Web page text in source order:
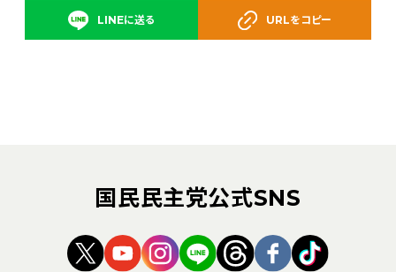
LINEに送る URLをコピー
国民民主党公式SNS
（新しいタブで開く）
（新しいタブで開く）
（新しいタブで開く）
（新しいタブで開く）
（新しいタブで開
（新しいタブ
（新しい